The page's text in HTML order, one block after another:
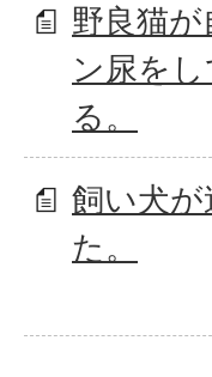
野良猫が
ン尿を
る。
飼い犬
た。